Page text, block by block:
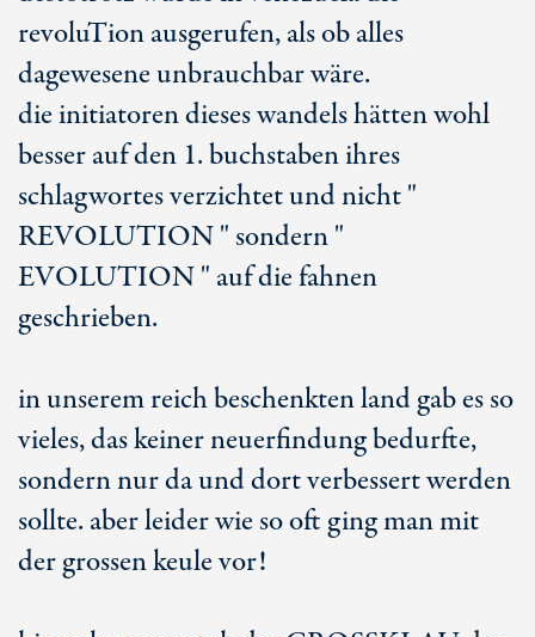
revoluTion ausgerufen, als ob alles
dagewesene unbrauchbar wäre.
die initiatoren dieses wandels hätten wohl
besser auf den 1. buchstaben ihres
schlagwortes verzichtet und nicht "
REVOLUTION " sondern "
EVOLUTION " auf die fahnen
geschrieben.
in unserem reich beschenkten land gab es so
vieles, das keiner neuerfindung bedurfte,
sondern nur da und dort verbessert werden
sollte. aber leider wie so oft ging man mit
der grossen keule vor!